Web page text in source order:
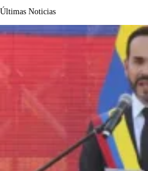
Últimas Noticias